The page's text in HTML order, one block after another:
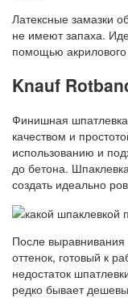
Латексные замазки
не имеют запаха.
помощью
Knauf
Финишная шпатлевка
качеством и
использованию и
до бетона.
создать идеально
После
оттенок, готовый к
недостаток
редко бывает